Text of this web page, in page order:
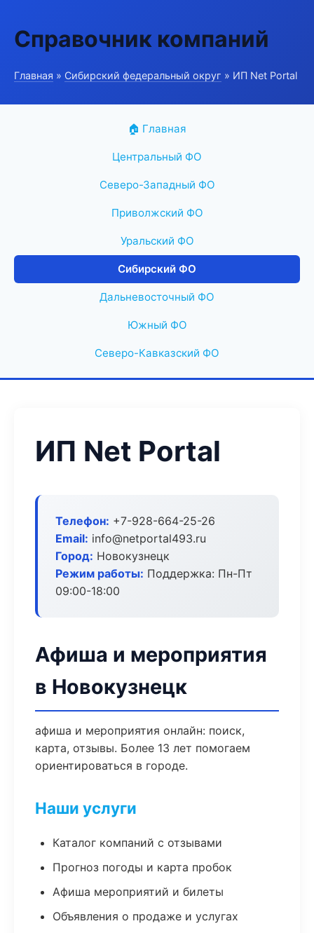
Справочник компаний
Главная » Сибирский федеральный округ » ИП Net Portal
🏠 Главная
Центральный ФО
Северо-Западный ФО
Приволжский ФО
Уральский ФО
Сибирский ФО
Дальневосточный ФО
Южный ФО
Северо-Кавказский ФО
ИП Net Portal
Телефон: +7-928-664-25-26
Email: info@netportal493.ru
Город: Новокузнецк
Режим работы: Поддержка: Пн-Пт
09:00-18:00
Афиша и мероприятия
в Новокузнецк
афиша и мероприятия онлайн: поиск,
карта, отзывы. Более 13 лет помогаем
ориентироваться в городе.
Наши услуги
Каталог компаний с отзывами
Прогноз погоды и карта пробок
Афиша мероприятий и билеты
Объявления о продаже и услугах